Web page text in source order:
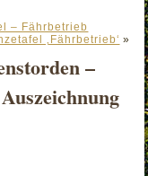
– Fährbetrieb
‚Fährbetrieb‘ »
–